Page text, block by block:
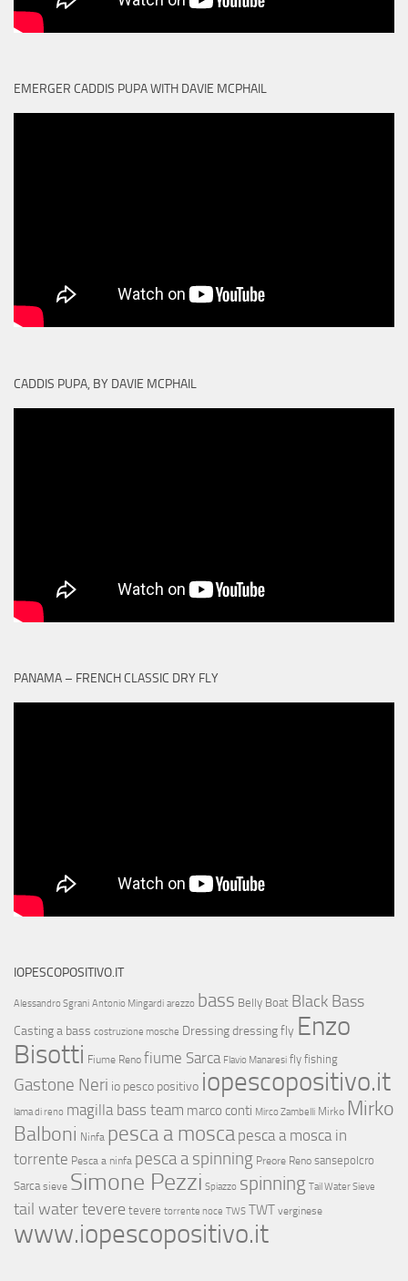
EMERGER CADDIS PUPA WITH DAVIE MCPHAIL
CADDIS PUPA, BY DAVIE MCPHAIL
PANAMA – FRENCH CLASSIC DRY FLY
IOPESCOPOSITIVO.IT
Alessandro Sgrani Antonio Mingardi arezzo bass Belly Boat Black Bass
Casting a bass costruzione mosche Dressingdressing fly Enzo
Bisotti Fiume Reno fiume Sarca Flavio Manaresi fly fishing
Gastone Neri io pesco positivo iopescopositivo.it
lama di reno magilla bass team marco conti Mirco Zambelli Mirko Mirko
Balboni Ninfa pesca a mosca pesca a mosca in
torrente Pesca a ninfa pesca a spinning Preore Reno sansepolcro
Sarca sieve Simone Pezzi Spiazzo spinning Tail Water Sieve
tail water tevere tevere torrente noce TWS TWT verginese
www.iopescopositivo.it